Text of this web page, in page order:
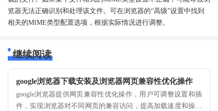
览器无法正确识别和处理该文件。可在浏览器的“高级”设置中找到
相关的MIME类型配置选项，根据实际情况进行调整。
继续阅读
google浏览器下载安装及浏览器网页兼容性优化操作
google浏览器提供网页兼容性优化操作，用户可调整设置和插
件，实现浏览器对不同网页的兼容访问，提高加载速度和操作